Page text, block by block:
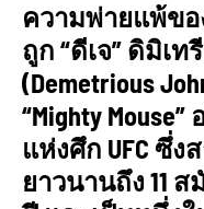
ความพ่ายแพ้ขอ
ถูก “ดีเจ” ดิมิเ
(Demetrious
“Mighty
แห่งศึก UFC ซึ่
ยาวนานถึง 11 ส